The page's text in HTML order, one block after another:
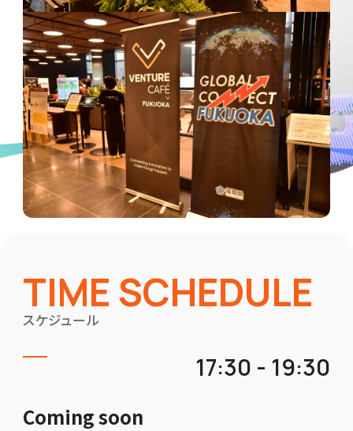
TIME SCHEDULE
スケジュール
17:30 - 19:30
Coming soon